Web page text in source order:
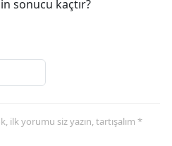
sonucu kaçtır?
ilk yorumu siz yazın, tartışalım *